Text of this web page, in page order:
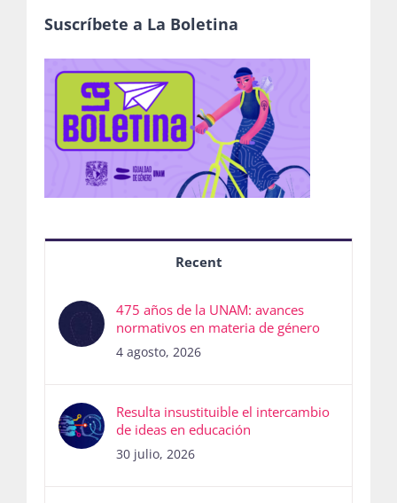
Suscríbete a La Boletina
Recent
475 años de la UNAM: avances
normativos en materia de género
4 agosto, 2026
Resulta insustituible el intercambio
de ideas en educación
30 julio, 2026